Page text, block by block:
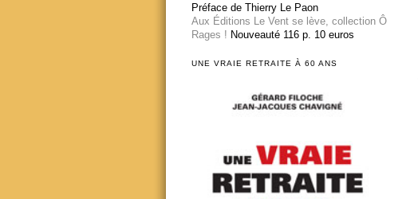
Préface de Thierry Le Paon
Aux Éditions Le Vent se lève, collection Ô
Rages ! Nouveauté 116 p. 10 euros
UNE VRAIE RETRAITE À 60 ANS